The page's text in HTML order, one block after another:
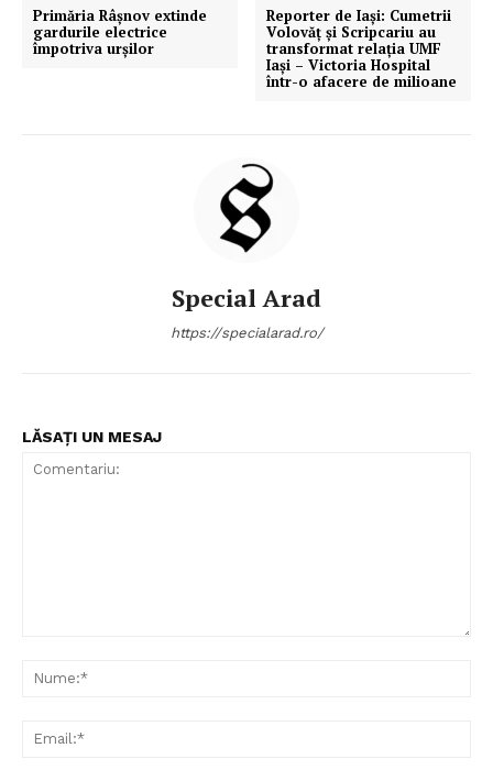
Primăria Râșnov extinde
gardurile electrice
împotriva urșilor
Reporter de Iași: Cumetrii
Volovăț și Scripcariu au
transformat relația UMF
Iași – Victoria Hospital
într-o afacere de milioane
Special Arad
https://specialarad.ro/
LĂSAȚI UN MESAJ